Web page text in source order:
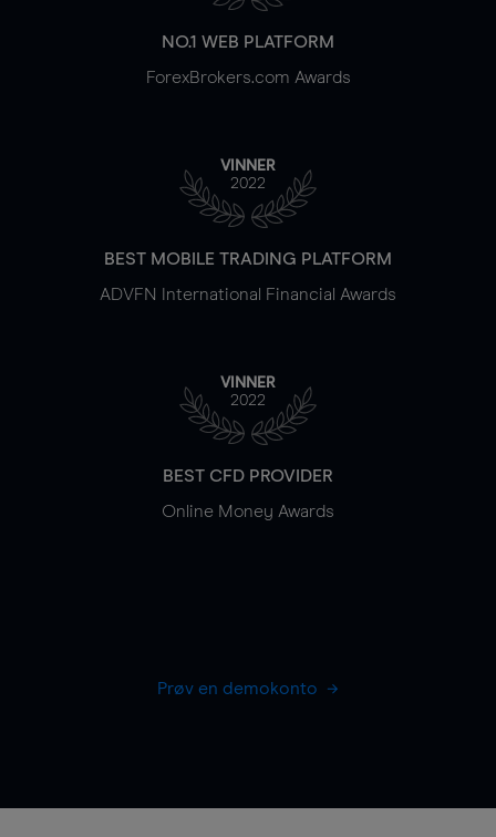
NO.1 WEB PLATFORM
ForexBrokers.com Awards
VINNER
2022
BEST MOBILE TRADING PLATFORM
ADVFN International Financial Awards
VINNER
2022
BEST CFD PROVIDER
Online Money Awards
Prøv en demokonto